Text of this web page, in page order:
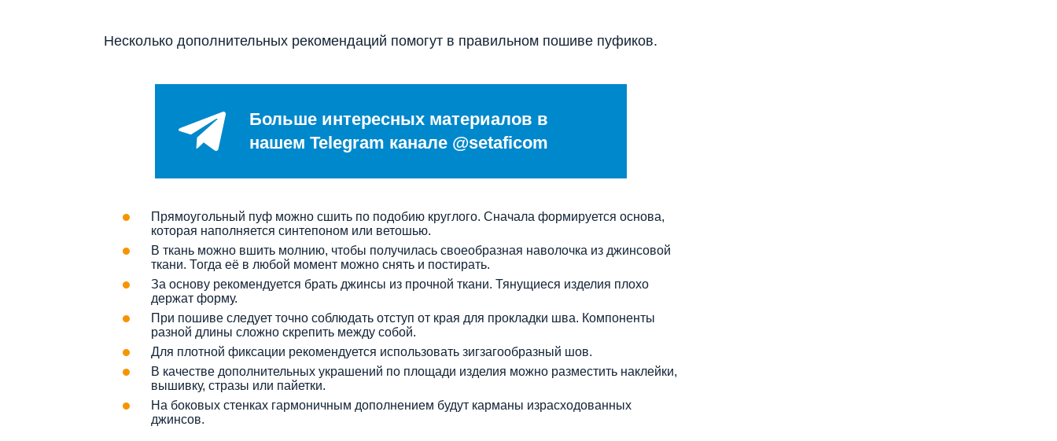
Несколько дополнительных рекомендаций помогут в правильном пошиве пуфиков.
Больше интересных материалов в
нашем Telegram канале @setaficom
Прямоугольный пуф можно сшить по подобию круглого. Сначала формируется основа,
которая наполняется синтепоном или ветошью.
В ткань можно вшить молнию, чтобы получилась своеобразная наволочка из джинсовой
ткани. Тогда её в любой момент можно снять и постирать.
За основу рекомендуется брать джинсы из прочной ткани. Тянущиеся изделия плохо
держат форму.
При пошиве следует точно соблюдать отступ от края для прокладки шва. Компоненты
разной длины сложно скрепить между собой.
Для плотной фиксации рекомендуется использовать зигзагообразный шов.
В качестве дополнительных украшений по площади изделия можно разместить наклейки,
вышивку, стразы или пайетки.
На боковых стенках гармоничным дополнением будут карманы израсходованных
джинсов.